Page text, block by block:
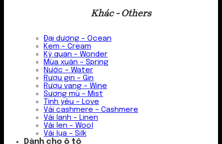
Khác - Others
Đại dương – Ocean
Kem – Cream
Kỳ quan – Wonder
Mùa xuân – Spring
Nước – Water
Rượu gin – Gin
Rượu vang – Wine
Sương mù – Mist
Tình yêu – Love
Vải cashmere – Cashmere
Vải lanh – Linen
Vải len – Wool
Vải lụa – Silk
Dành cho ô tô